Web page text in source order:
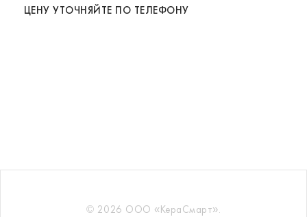
ЦЕНУ УТОЧНЯЙТЕ ПО ТЕЛЕФОНУ
© 2026 ООО «КераСмарт».